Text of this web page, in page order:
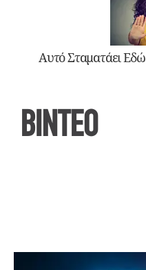
Αυτό Σταματάει Εδώ
ΒΙΝΤΕΟ